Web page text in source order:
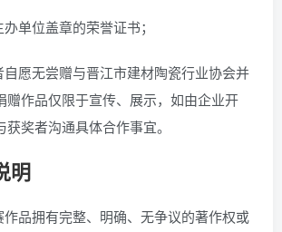
单位盖章的荣誉证书；
愿无尝赠与晋江市建材陶瓷行业协会并
赠作品仅限于宣传、展示，如由企业开
奖者沟通具体合作事宜。
明
品拥有完整、明确、无争议的著作权或